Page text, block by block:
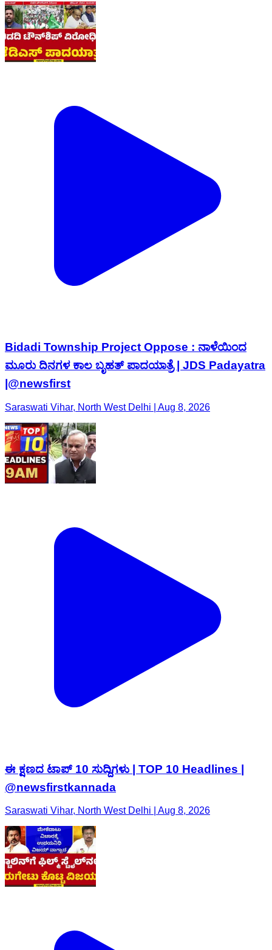
Bidadi Township Project Oppose : ನಾಳೆಯಿಂದ
ಮೂರು ದಿನಗಳ ಕಾಲ ಬೃಹತ್ ಪಾದಯಾತ್ರೆ | JDS Padayatra
|@newsfirst
Saraswati Vihar, North West Delhi | Aug 8, 2026
ಈ ಕ್ಷಣದ ಟಾಪ್​ 10​ ಸುದ್ದಿಗಳು | TOP 10 Headlines |
@newsfirstkannada
Saraswati Vihar, North West Delhi | Aug 8, 2026